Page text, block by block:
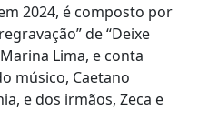
2024, é composto por
de “Deixe
Lima, e conta
músico, Caetano
e dos irmãos, Zeca e